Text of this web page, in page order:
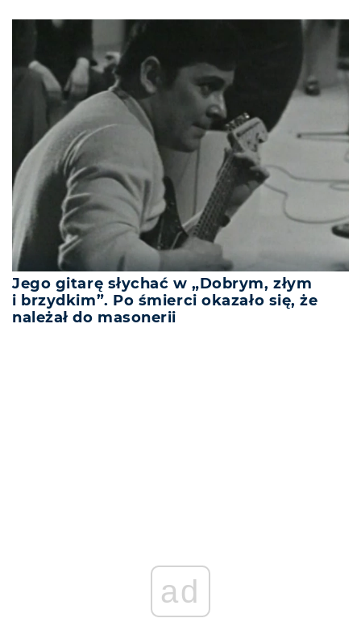
Jego gitarę słychać w „Dobrym, złym
i brzydkim”. Po śmierci okazało się, że
należał do masonerii